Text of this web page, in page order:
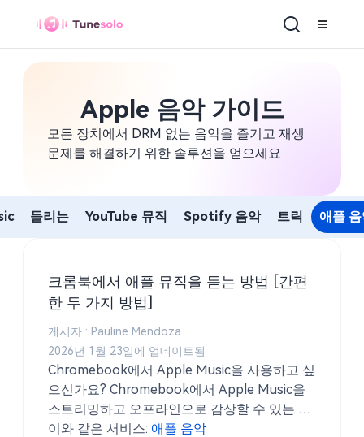
Apple 음악 가이드
모든 장치에서 DRM 없는 음악을 즐기고 재생
문제를 해결하기 위한 솔루션을 얻으세요
들리는 YouTube 뮤직 Spotify 음악 트릭 애플
크롬북에서 애플 뮤직을 듣는 방법 [간편
한 두 가지 방법]
게시자 : Pauline Mendoza
2026년 1월 23일에 업데이트됨
Chromebook에서 Apple Music을 사용하고 싶
으신가요? Chromebook에서 Apple Music을
스트리밍하고 오프라인으로 감상할 수 있는 두
가지 공식 및 무료 방법을 지금 알아보세요.
이와 같은 서비스: 애플 음악